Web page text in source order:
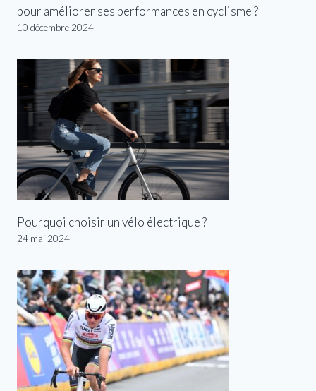
pour améliorer ses performances en cyclisme ?
10 décembre 2024
Pourquoi choisir un vélo électrique ?
24 mai 2024